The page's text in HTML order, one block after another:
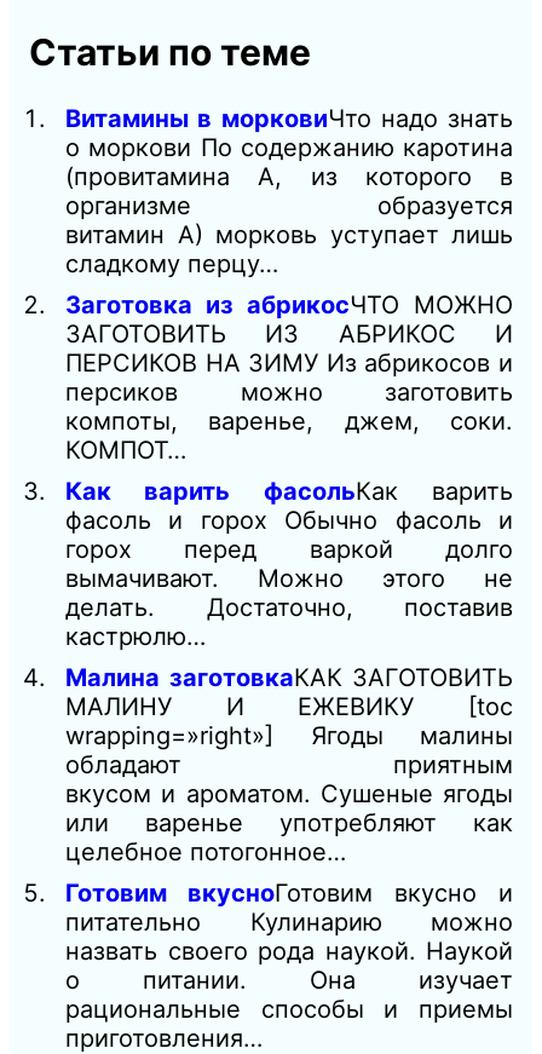
Статьи по теме
Витамины в морковиЧто надо знать
о моркови По содержанию каротина
(провитамина А, из которого в
организме образуется
витамин А) морковь уступает лишь
сладкому перцу…
Заготовка из абрикосЧТО МОЖНО
ЗАГОТОВИТЬ ИЗ АБРИКОС И
ПЕРСИКОВ НА ЗИМУ Из абрикосов и
персиков можно заготовить
компоты, варенье, джем, соки.
КОМПОТ…
Как варить фасольКак варить
фасоль и горох Обычно фасоль и
горох перед варкой долго
вымачивают. Можно этого не
делать. Достаточно, поставив
кастрюлю…
Малина заготовкаКАК ЗАГОТОВИТЬ
МАЛИНУ И ЕЖЕВИКУ [toc
wrapping=»right»] Ягоды малины
обладают приятным
вкусом и ароматом. Сушеные ягоды
или варенье употребляют как
целебное потогонное…
Готовим вкусноГотовим вкусно и
питательно Кулинарию можно
назвать своего рода наукой. Наукой
о питании. Она изучает
рациональные способы и приемы
приготовления…